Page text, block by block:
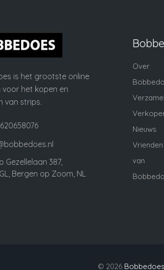
is het grootste online
het kopen en
van strips.
Gezellelaan 387,
Bergen op Zoom, NL
Over
Nieuws
Vrienden
van
© 2026 Bobbedoes